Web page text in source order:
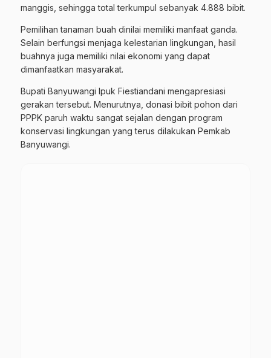
manggis, sehingga total terkumpul sebanyak 4.888 bibit.
Pemilihan tanaman buah dinilai memiliki manfaat ganda.
Selain berfungsi menjaga kelestarian lingkungan, hasil
buahnya juga memiliki nilai ekonomi yang dapat
dimanfaatkan masyarakat.
Bupati Banyuwangi Ipuk Fiestiandani mengapresiasi
gerakan tersebut. Menurutnya, donasi bibit pohon dari
PPPK paruh waktu sangat sejalan dengan program
konservasi lingkungan yang terus dilakukan Pemkab
Banyuwangi.